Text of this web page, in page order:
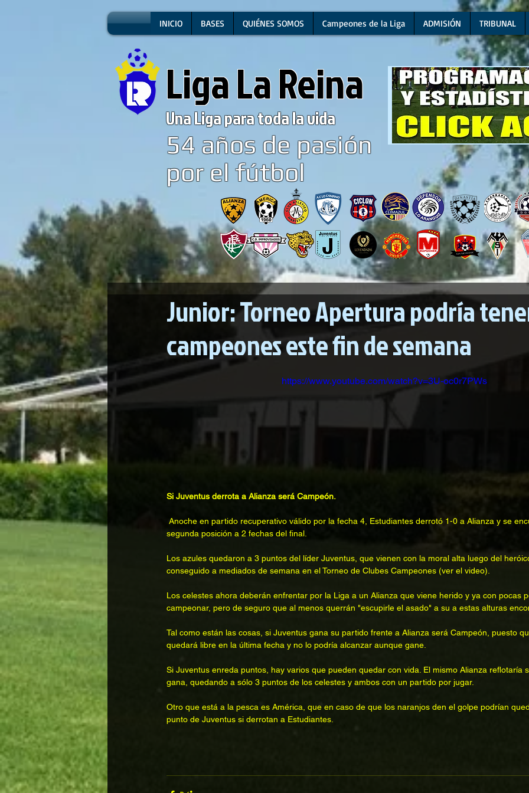
INICIO BASES QUIÉNES SOMOS Campeones de la Liga ADMISIÓN TRIBUNAL
Liga La Reina
Una Liga para toda la vida
54 años de pasión
por el fútbol
Junior: Torneo Apertura podría
campeones este fin de semana
https://www.youtube.com/watch?v=3U-oc0r7PWs
Si Juventus derrota a Alianza será Campeón.
segunda posición a 2 fechas del final.
Los azules quedaron a 3 puntos del líder Juventus, que vienen con la moral alta luego del
conseguido a mediados de semana en el Torneo de Clubes Campeones (ver el video).
Los celestes ahora deberán enfrentar por la Liga a un Alianza que viene herido y ya con pocas
campeonar, pero de seguro que al menos querrán "escupirle el asado" a su a estas alturas
Tal como están las cosas, si Juventus gana su partido frente a Alianza será Campeón, puesto
quedará libre en la última fecha y no lo podría alcanzar aunque gane.
Si Juventus enreda puntos, hay varios que pueden quedar con vida. El mismo Alianza reflotaría
gana, quedando a sólo 3 puntos de los celestes y ambos con un partido por jugar.
Otro que está a la pesca es América, que en caso de que los naranjos den el golpe podrían
punto de Juventus si derrotan a Estudiantes.